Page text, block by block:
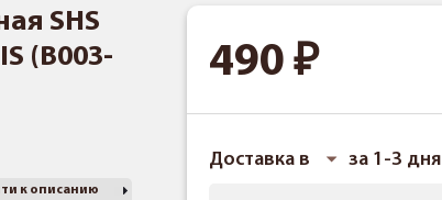
SHS
(B003-
к описанию
490
Доставка в за 1-3 дня